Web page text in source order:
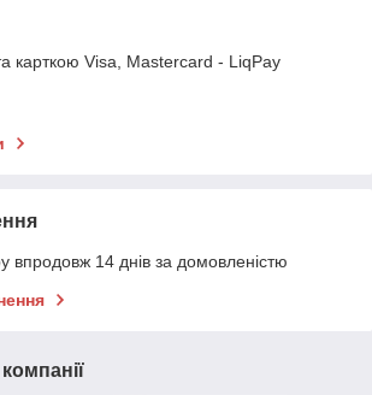
карткою Visa, Mastercard - LiqPay
впродовж 14 днів за домовленістю